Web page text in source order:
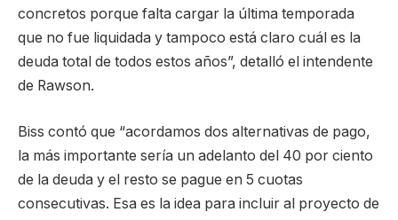
concretos porque falta cargar la última temporada
que no fue liquidada y tampoco está claro cuál es la
deuda total de todos estos años”, detalló el intendente
de Rawson.
Biss contó que “acordamos dos alternativas de pago,
la más importante sería un adelanto del 40 por ciento
de la deuda y el resto se pague en 5 cuotas
consecutivas. Esa es la idea para incluir al proyecto de